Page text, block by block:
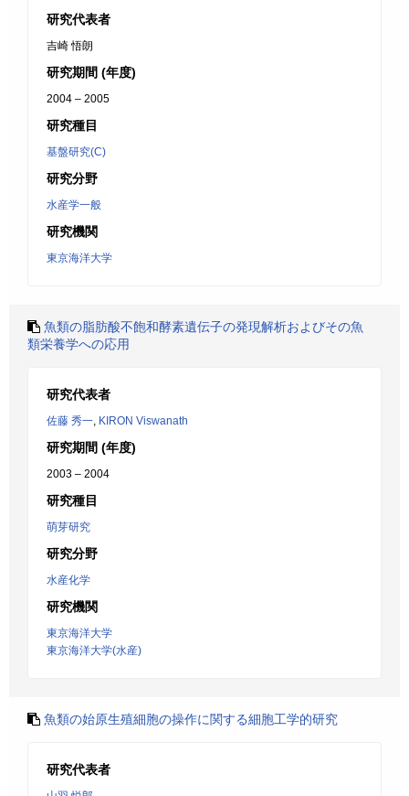
研究代表者
吉崎 悟朗
研究期間 (年度)
2004 – 2005
研究種目
基盤研究(C)
研究分野
水産学一般
研究機関
東京海洋大学
魚類の脂肪酸不飽和酵素遺伝子の発現解析およびその魚
類栄養学への応用
研究代表者
佐藤 秀一, KIRON Viswanath
研究期間 (年度)
2003 – 2004
研究種目
萌芽研究
研究分野
水産化学
研究機関
東京海洋大学
東京海洋大学(水産)
魚類の始原生殖細胞の操作に関する細胞工学的研究
研究代表者